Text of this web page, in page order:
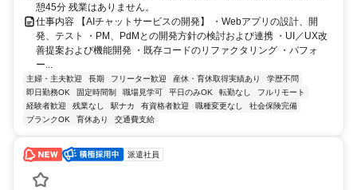
憩45分 残業はありません。
仕事内容 【AIチャットサービスの開発】 ・Webアプリの設計、開
発、テスト ・PM、PdMとの開発方針の検討および連携 ・UI／UX改
善提案および機能開発 ・既存コードのリファクタリング ・パフォ
ー...
主婦・主夫歓迎 長期 フリーター歓迎 産休・育休取得実績あり
学歴不問
即日勤務OK
固定時間制 職場見学可 平日のみOK 転勤なし
フルリモート
経験者歓迎
残業なし 駅ナカ 有資格者歓迎 職種変更なし
社会保険完備
ブランクOK
育休あり 交通費支給
派遣社員